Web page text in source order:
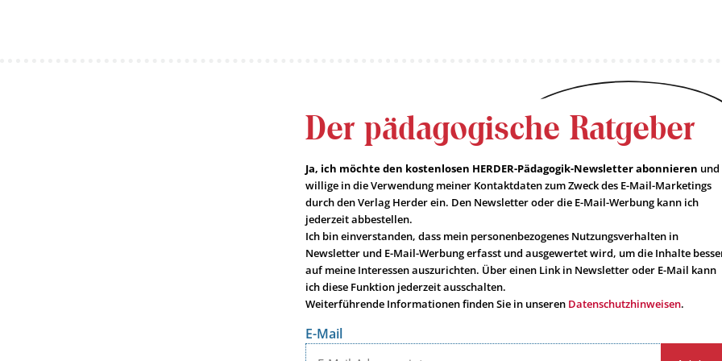
Der pädagogische Ratgeber
Ja, ich möchte den kostenlosen HERDER-Pädagogik-Newsletter abonnieren und
willige in die Verwendung meiner Kontaktdaten zum Zweck des E-Mail-Marketings
durch den Verlag Herder ein. Den Newsletter oder die E-Mail-Werbung kann ich
jederzeit abbestellen.
Ich bin einverstanden, dass mein personenbezogenes Nutzungsverhalten in
Newsletter und E-Mail-Werbung erfasst und ausgewertet wird, um die Inhalte
auf meine Interessen auszurichten. Über einen Link in Newsletter oder E-Mail kann
ich diese Funktion jederzeit ausschalten.
Weiterführende Informationen finden Sie in unseren Datenschutzhinweisen.
E-Mail